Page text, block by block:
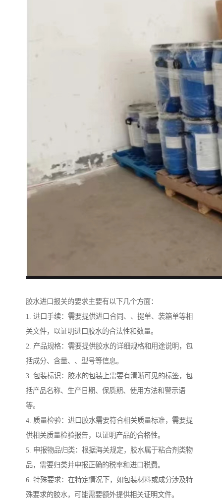
胶水进口报关的要求主要有以下几个方面：
1. 进口手续：需要提供进口合同、、提单、装箱单等相
关文件，以证明进口胶水的合法性和数量。
2. 产品规格：需要提供胶水的详细规格和用途说明，包
括成分、含量、、型号等信息。
3. 包装标识：胶水的包装上需要有清晰可见的标签，包
括产品名称、生产日期、保质期、使用方法和警示语
等。
4. 质量检验：进口胶水需要符合相关质量标准，需要提
供相关质量检验报告，以证明产品的合格性。
5. 申报物品归类：根据海关规定，胶水属于粘合剂类物
品，需要归类并申报正确的税率和进口税费。
6. 特殊要求：在特定情况下，如包装材料或成分涉及特
殊要求的胶水，可能需要额外提供相关证明文件。